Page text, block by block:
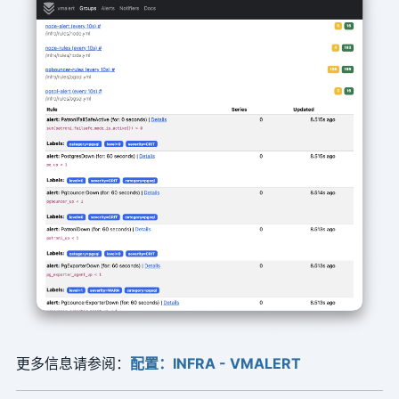
更多信息请参阅： 配置：INFRA - VMALERT